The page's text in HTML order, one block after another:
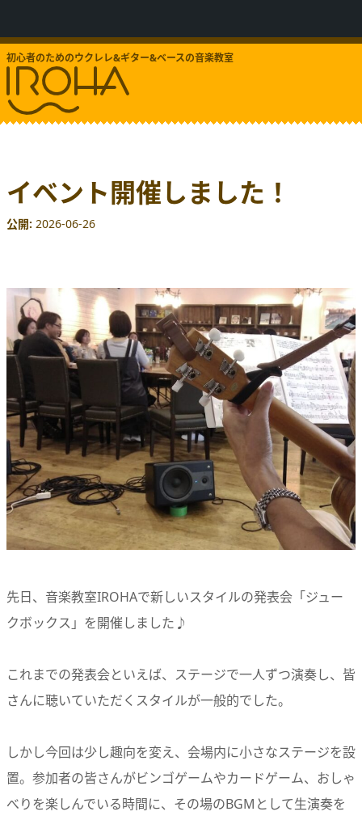
初心者のためのウクレレ&ギター&ベースの音楽教室
イベント開催しました！
公開 2026-06-26
先日、音楽教室IROHAで新しいスタイルの発表会「ジュー
クボックス」を開催しました♪
これまでの発表会といえば、ステージで一人ずつ演奏し、皆
さんに聴いていただくスタイルが一般的でした。
しかし今回は少し趣向を変え、会場内に小さなステージを設
置。参加者の皆さんがビンゴゲームやカードゲーム、おしゃ
べりを楽しんでいる時間に、その場のBGMとして生演奏を